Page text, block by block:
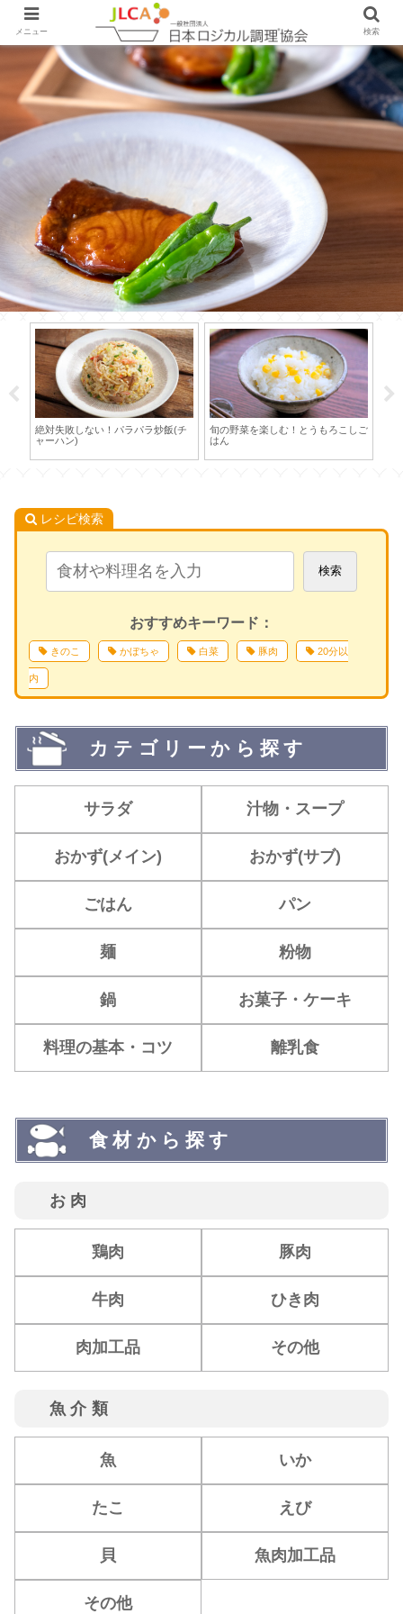
絶対失敗しない！パラパラ炒飯(チ
ャーハン)
旬の野菜を楽しむ！とうもろこしご
はん
レシピ検索
検索
おすすめキーワード：
きのこ かぼちゃ 白菜 豚肉 20分以
内
カテゴリーから探す
サラダ 汁物・スープ
おかず(メイン) おかず(サブ)
ごはん パン
麺 粉物
鍋 お菓子・ケーキ
料理の基本・コツ 離乳食
食材から探す
お肉
鶏肉 豚肉
牛肉 ひき肉
肉加工品 その他
魚介類
魚 いか
たこ えび
貝 魚肉加工品
その他
メニュー 検索